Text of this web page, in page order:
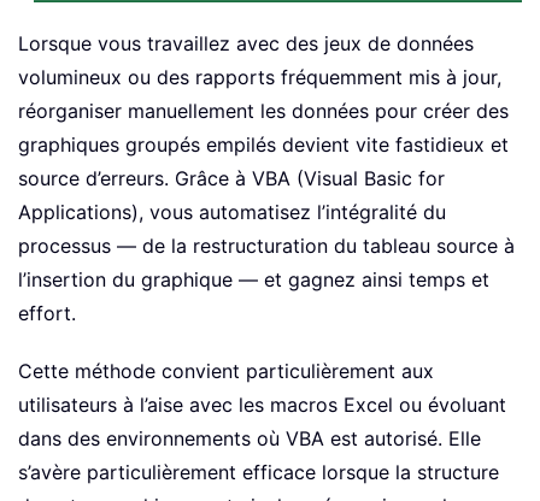
Lorsque vous travaillez avec des jeux de données
volumineux ou des rapports fréquemment mis à jour,
réorganiser manuellement les données pour créer des
graphiques groupés empilés devient vite fastidieux et
source d’erreurs. Grâce à VBA (Visual Basic for
Applications), vous automatisez l’intégralité du
processus — de la restructuration du tableau source à
l’insertion du graphique — et gagnez ainsi temps et
effort.
Cette méthode convient particulièrement aux
utilisateurs à l’aise avec les macros Excel ou évoluant
dans des environnements où VBA est autorisé. Elle
s’avère particulièrement efficace lorsque la structure